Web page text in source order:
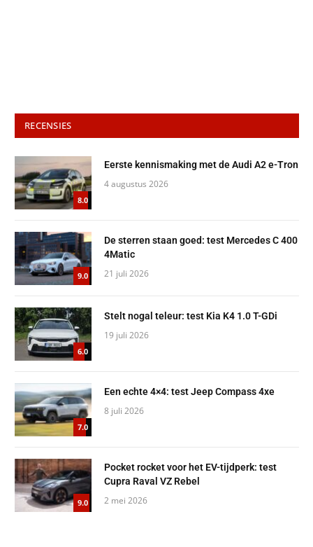
RECENSIES
8.0
Eerste kennismaking met de Audi A2 e-Tron
4 augustus 2026
9.0
De sterren staan goed: test Mercedes C 400
4Matic
21 juli 2026
6.0
Stelt nogal teleur: test Kia K4 1.0 T-GDi
19 juli 2026
7.0
Een echte 4×4: test Jeep Compass 4xe
8 juli 2026
9.0
Pocket rocket voor het EV-tijdperk: test
Cupra Raval VZ Rebel
2 mei 2026